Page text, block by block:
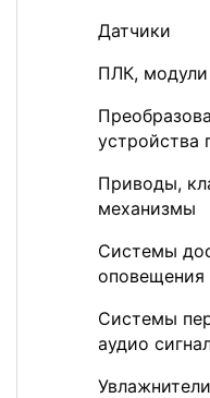
Датчики
ПЛК,
устройства
Приводы,
механизмы
Системы
оповещения
Системы
аудио